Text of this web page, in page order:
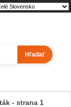
Hľadať
- strana 1